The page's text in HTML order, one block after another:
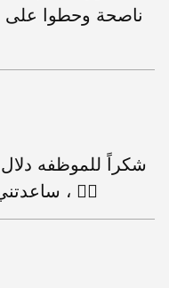
ناصحة وحطوا على
شكراً للموظفه دلال
، ساعدتني في اختيار المنتج المناسب 👍🏼